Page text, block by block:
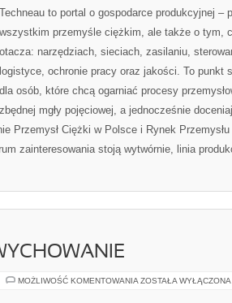
PRZEMYŚLE
Techneau to portal o gospodarce produkcyjnej –
wszystkim przemyśle ciężkim, ale także o tym,
otacza: narzędziach, sieciach, zasilaniu,
logistyce, ochronie pracy oraz jakości. To punkt
dla osób, które chcą ogarniać procesy
zbędnej mgły pojęciowej, a jednocześnie
Przemysł Ciężki w Polsce i Rynek Przemysłu
zainteresowania stoją wytwórnie, linia
MOŻLIWOŚĆ KOMENTOWANIA RODZICIELSTWO
ZOSTAŁA WYŁĄCZONA